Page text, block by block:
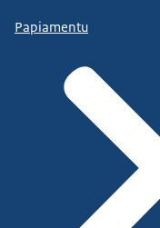
Papiamentu